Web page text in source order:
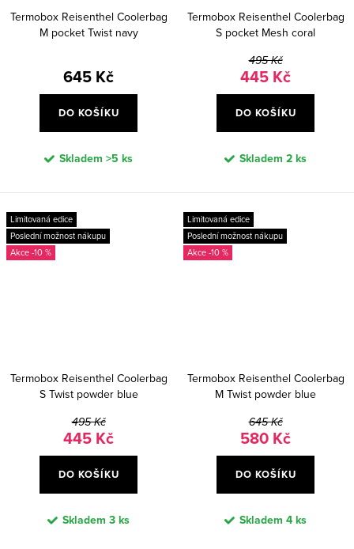
Termobox Reisenthel Coolerbag
M pocket Twist navy
645 Kč
DO KOŠÍKU
Skladem >5 ks
Termobox Reisenthel Coolerbag
S pocket Mesh coral
495 Kč
445 Kč
DO KOŠÍKU
Skladem 2 ks
Limitovaná edice
Poslední možnost nákupu
-10 %
Termobox Reisenthel Coolerbag
S Twist powder blue
495 Kč
445 Kč
DO KOŠÍKU
Skladem 3 ks
Limitovaná edice
Poslední možnost nákupu
-10 %
Termobox Reisenthel Coolerbag
M Twist powder blue
645 Kč
580 Kč
DO KOŠÍKU
Skladem 4 ks